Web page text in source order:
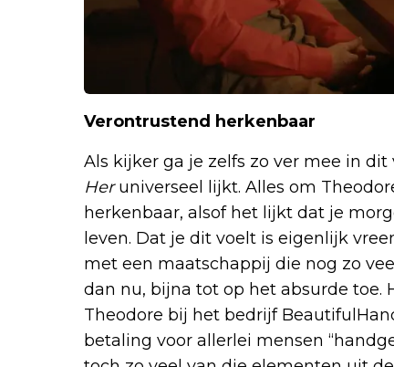
Verontrustend herkenbaar
Als kijker ga je zelfs zo ver mee in
Heruniverseel lijkt. Alles om
herkenbaar, alsof het lijkt dat je
leven. Dat je dit voelt is eigenlijk
met een maatschappij die nog zo
dan nu, bijna tot op het absurde toe.
Theodore bij het bedrijf
betaling voor allerlei mensen